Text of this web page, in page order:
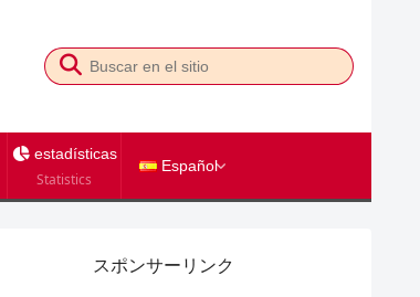
estadísticas
Statistics
Español
スポンサーリンク